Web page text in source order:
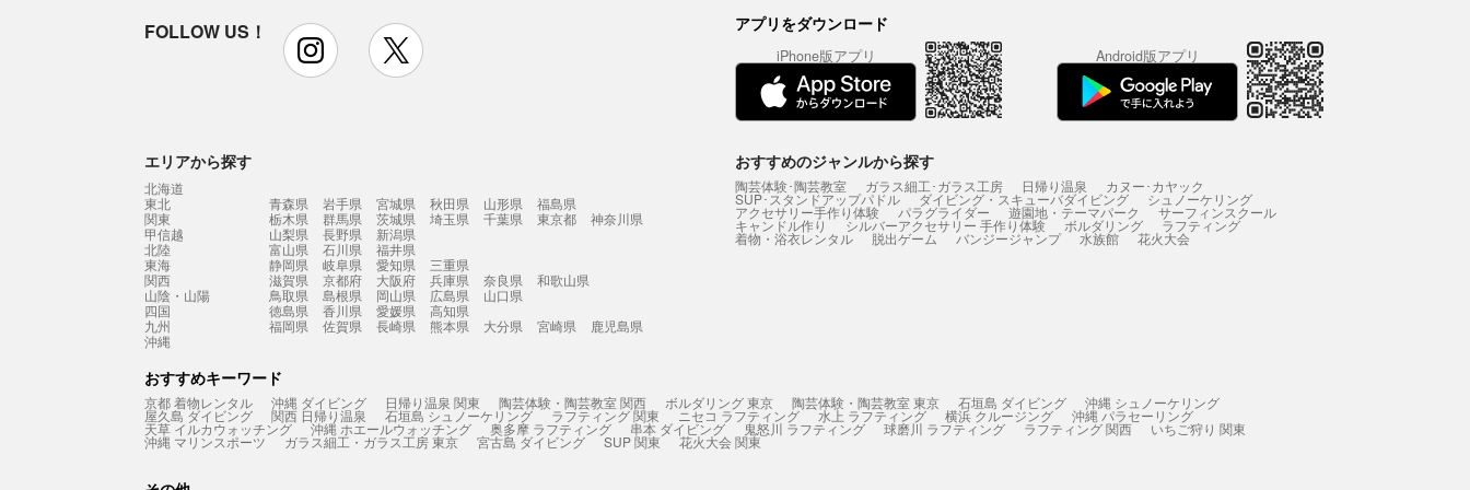
FOLLOW US！ instagram アプリをダウンロード
iPhone版アプリ Android版アプリ
エリアから探す
北海道
東北
青森県 岩手県 宮城県 秋田県 山形県
福島県
関東
栃木県 群馬県 茨城県 埼玉県 千葉県 東京都
神奈川県
甲信越
山梨県 長野県
新潟県
北陸
富山県 石川県
福井県
東海
静岡県 岐阜県 愛知県
三重県
関西
滋賀県 京都府 大阪府 兵庫県 奈良県
和歌山県
山陰・山陽
鳥取県 島根県 岡山県 広島県
山口県
四国
徳島県 香川県 愛媛県
高知県
九州
福岡県 佐賀県 長崎県 熊本県 大分県 宮崎県
鹿児島県
沖縄
おすすめのジャンルから探す
陶芸体験･陶芸教室 ガラス細工･ガラス工房 日帰り温泉 カヌー･カヤック
SUP･スタンドアップパドル ダイビング・スキューバダイビング シュノーケリング
アクセサリー手作り体験 パラグライダー 遊園地・テーマパーク サーフィンスクール
キャンドル作り シルバーアクセサリー 手作り体験 ボルダリング ラフティング
着物・浴衣レンタル 脱出ゲーム バンジージャンプ 水族館 花火大会
おすすめキーワード
京都 着物レンタル 沖縄 ダイビング 日帰り温泉 関東 陶芸体験・陶芸教室 関西 ボルダリング 東京 陶芸体験・陶芸教室 東京 石垣島 ダイビング 沖縄 シュノーケリング
屋久島 ダイビング 関西 日帰り温泉 石垣島 シュノーケリング ラフティング 関東 ニセコ ラフティング 水上 ラフティング 横浜 クルージング 沖縄 パラセーリング
天草 イルカウォッチング 沖縄 ホエールウォッチング 奥多摩 ラフティング 串本 ダイビング 鬼怒川 ラフティング 球磨川 ラフティング ラフティング 関西 いちご狩り 関東
沖縄 マリンスポーツ ガラス細工・ガラス工房 東京 宮古島 ダイビング SUP 関東 花火大会 関東